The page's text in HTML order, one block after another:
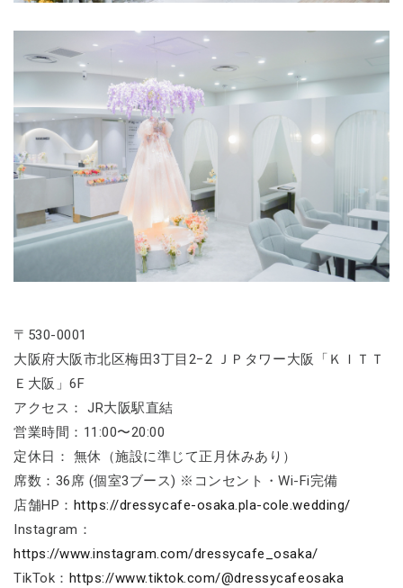
〒530-0001
大阪府大阪市北区梅田3丁目2−2 ＪＰタワー大阪「ＫＩＴＴ
Ｅ大阪」6F
アクセス： JR大阪駅直結
営業時間：11:00〜20:00
定休日： 無休（施設に準じて正月休みあり）
席数：36席 (個室3ブース) ※コンセント・Wi-Fi完備
店舗HP： https://dressycafe-osaka.pla-cole.wedding/
Instagram：
https://www.instagram.com/dressycafe_osaka/
TikTok： https://www.tiktok.com/@dressycafeosaka